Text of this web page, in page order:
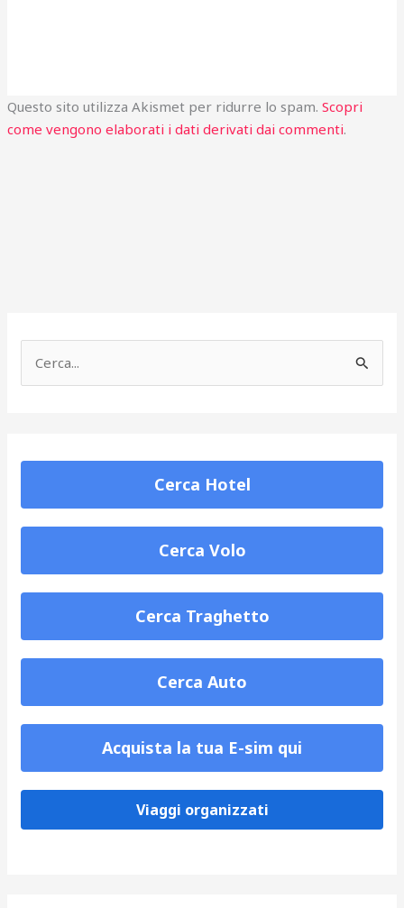
Questo sito utilizza Akismet per ridurre lo spam.Scopri
come vengono elaborati i dati derivati dai commenti.
a
Cerca Hotel
Cerca Volo
Cerca Traghetto
Cerca Auto
Acquista la tua E-sim qui
Viaggi organizzati